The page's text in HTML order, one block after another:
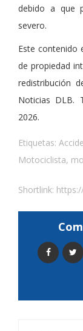
debido a que
severo.
Este contenido
de propiedad
redistribución
Noticias DLB.
2026.
Etiquetas:
Motociclista,
Shortlink: